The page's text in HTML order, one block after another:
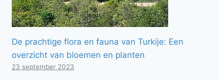
De prachtige flora en fauna van Turkije: Een
overzicht van bloemen en planten
23 september 2023